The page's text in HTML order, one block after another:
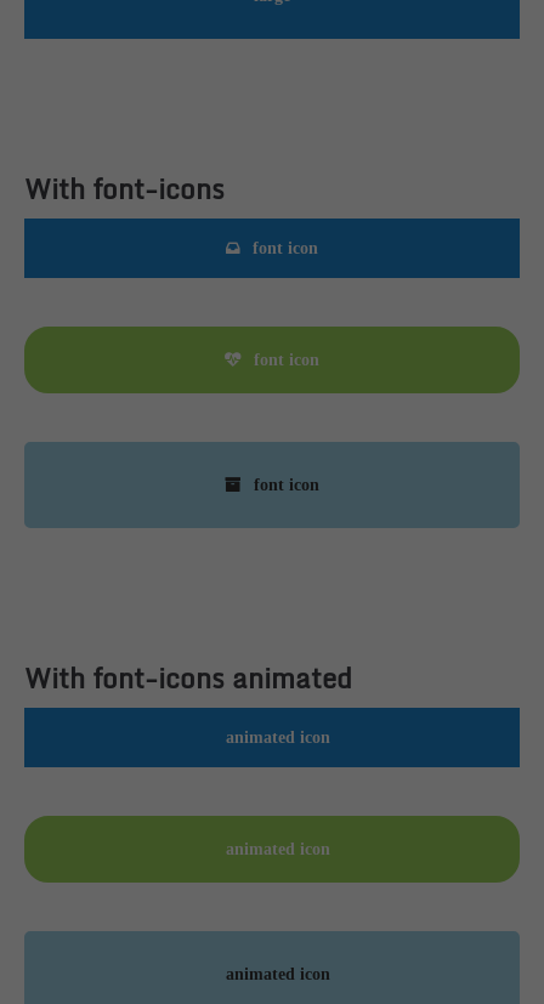
With font-icons
font icon
font icon
font icon
With font-icons animated
animated icon
animated icon
animated icon